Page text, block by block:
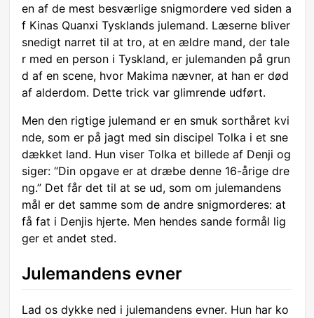
en af de mest besværlige snigmordere ved siden a
f Kinas Quanxi Tysklands julemand. Læserne bliver
snedigt narret til at tro, at en ældre mand, der tale
r med en person i Tyskland, er julemanden på grun
d af en scene, hvor Makima nævner, at han er død
af alderdom. Dette trick var glimrende udført.
Men den rigtige julemand er en smuk sorthåret kvi
nde, som er på jagt med sin discipel Tolka i et sne
dækket land. Hun viser Tolka et billede af Denji og
siger: “Din opgave er at dræbe denne 16-årige dre
ng.” Det får det til at se ud, som om julemandens
mål er det samme som de andre snigmorderes: at
få fat i Denjis hjerte. Men hendes sande formål lig
ger et andet sted.
Julemandens evner
Lad os dykke ned i julemandens evner. Hun har ko